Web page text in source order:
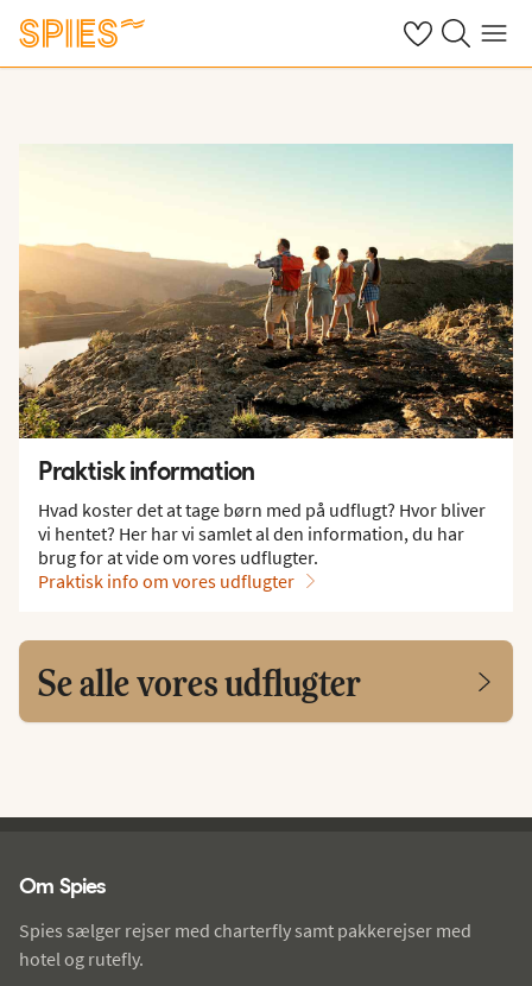
Se dine gemte
Søg påMenu
Praktisk information
Hvad koster det at tage børn med på udflugt? Hvor bliver
vi hentet? Her har vi samlet al den information, du har
brug for at vide om vores udflugter.
Praktisk info om vores udflugter
Se alle vores udflugter
Om Spies
Spies sælger rejser med charterfly samt pakkerejser med
hotel og rutefly.